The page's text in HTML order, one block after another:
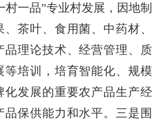
村一品”专业村发展，因地制
茶叶、食用菌、中药材、
品理论技术、经营管理、质
等培训，培育智能化、规模
化发展的重要农产品生产经
保供能力和水平。三是围